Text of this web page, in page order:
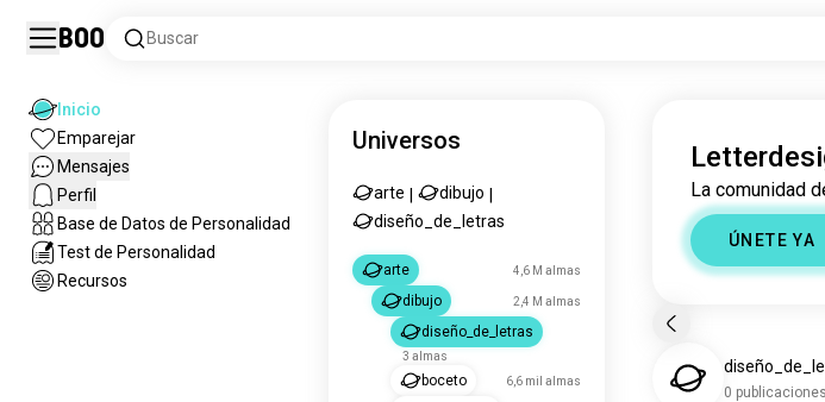
Boo Buscar
Inicio
Emparejar
Mensajes
Perfil
Base de Datos de Personalidad
Test de Personalidad
Recursos
Universos
arte dibujo
diseño_de_letras
arte 4,6 M almas
dibujo 2,4 M almas
diseño_de_letras
3 almas
boceto 6,6 mil almas
La comunidad
ÚNETE YA
0 publicaciones